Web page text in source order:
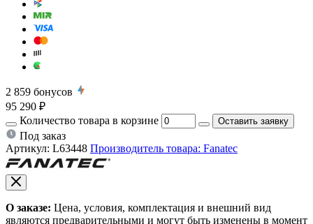
2 859 бонусов
95 290 ₽
Количество товара в корзине
Оставить заявку
Под заказ
Артикул: L63448 Производитель товара: Fanatec
О заказе: Цена, условия, комплектация и внешний вид
являются предварительными и могут быть изменены в момент